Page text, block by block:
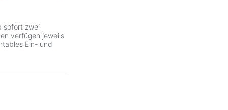
sofort zwei
verfügen jeweils
Ein- und